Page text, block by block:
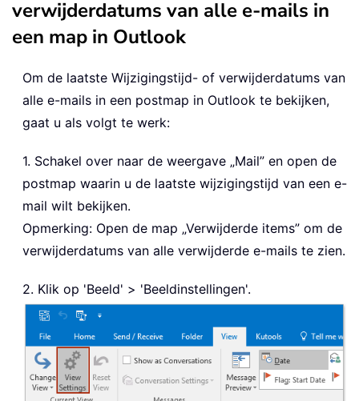
verwijderdatums van alle e-mails in
een map in Outlook
Om de laatste Wijzigingstijd- of verwijderdatums van
alle e-mails in een postmap in Outlook te bekijken,
gaat u als volgt te werk:
1. Schakel over naar de weergave „Mail” en open de
postmap waarin u de laatste wijzigingstijd van een e-
mail wilt bekijken.
Opmerking: Open de map „Verwijderde items” om de
verwijderdatums van alle verwijderde e-mails te zien.
2. Klik op 'Beeld' > 'Beeldinstellingen'.